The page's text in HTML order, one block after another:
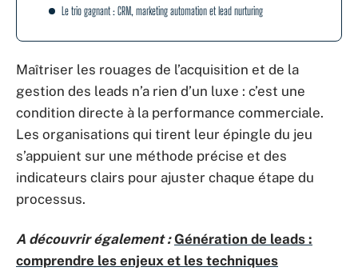
Le trio gagnant : CRM, marketing automation et lead nurturing
Maîtriser les rouages de l’acquisition et de la
gestion des leads n’a rien d’un luxe : c’est une
condition directe à la performance commerciale.
Les organisations qui tirent leur épingle du jeu
s’appuient sur une méthode précise et des
indicateurs clairs pour ajuster chaque étape du
processus.
A découvrir également : Génération de leads :
comprendre les enjeux et les techniques